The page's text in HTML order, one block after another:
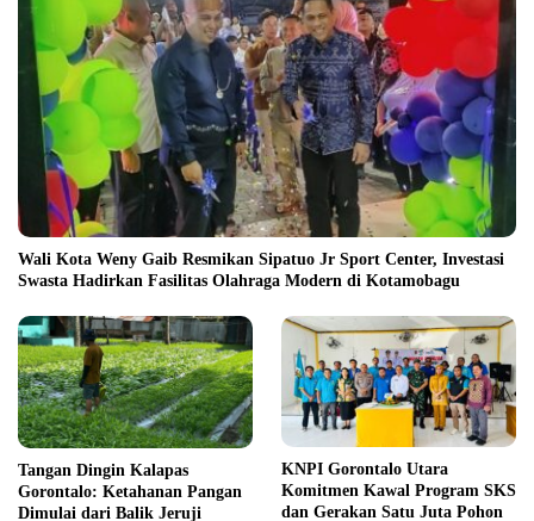
Wali Kota Weny Gaib Resmikan Sipatuo Jr Sport Center, Investasi
Swasta Hadirkan Fasilitas Olahraga Modern di Kotamobagu
Tangan Dingin Kalapas
Gorontalo: Ketahanan Pangan
Dimulai dari Balik Jeruji
KNPI Gorontalo Utara
Komitmen Kawal Program SKS
dan Gerakan Satu Juta Pohon